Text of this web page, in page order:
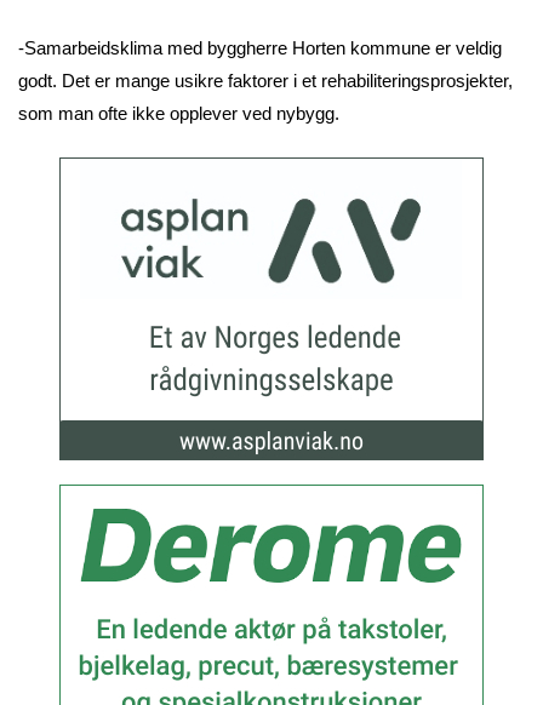
-Samarbeidsklima med byggherre Horten kommune er veldig
godt. Det er mange usikre faktorer i et rehabiliteringsprosjekter,
som man ofte ikke opplever ved nybygg.